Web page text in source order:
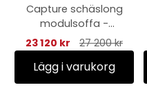
Capture schäslong
modulsoffa -
taupe
23 120 kr 27 200 kr
Lägg i varukorg